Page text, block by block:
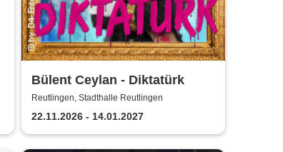
Bülent Ceylan - Diktatürk
Reutlingen, Stadthalle Reutlingen
22.11.2026 - 14.01.2027